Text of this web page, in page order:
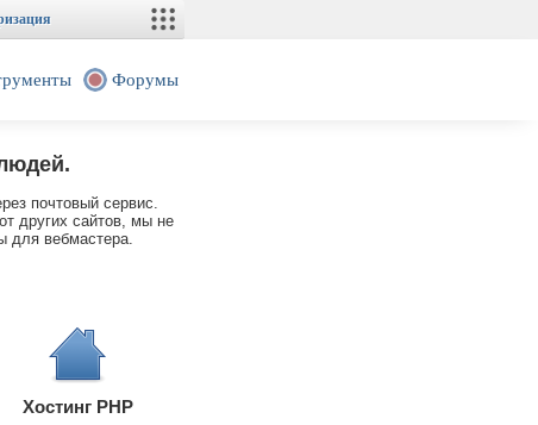
Форумы
почтовый сервис.
других сайтов, мы не
для вебмастера.
Хостинг PHP